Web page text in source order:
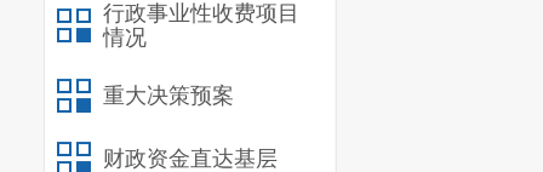
行政事业性收费项目
情况
重大决策预案
财政资金直达基层